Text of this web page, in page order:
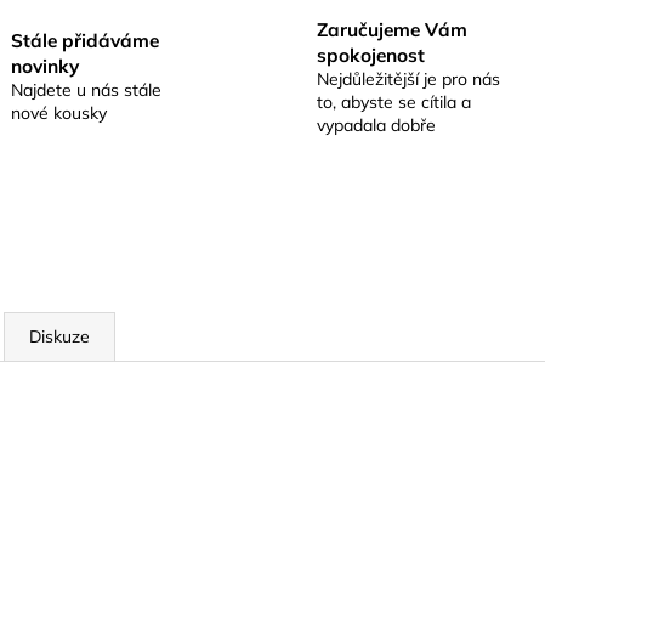
Stále přidáváme
novinky
Najdete u nás stále
nové kousky
Zaručujeme Vám
spokojenost
Nejdůležitější je pro nás
to, abyste se cítila a
vypadala dobře
Diskuze